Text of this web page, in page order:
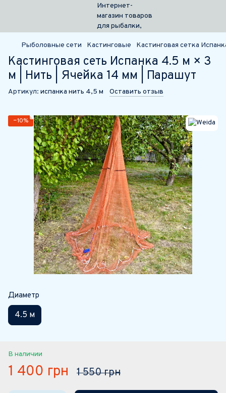
Рыболовные сети Кастинговые Кастинговая сетка
Кастинговая сеть Испанка 4.5 м × 3
м | Нить | Ячейка 14 мм | Парашут
Артикул: испанка нить 4,5 м Оставить отзыв
−10%
Диаметр
4.5 м
В наличии
1 400 грн 1 550 грн